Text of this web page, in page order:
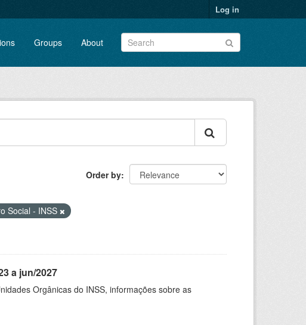
Log in
Groups About
Order by
Social - INSS
a jun/2027
Orgânicas do INSS, informações sobre as